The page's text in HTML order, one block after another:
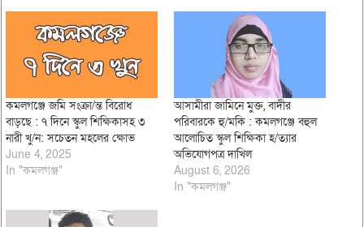
কমলগঞ্জে জমি সংক্রা/ন্ত বিরোধ
বাড়ছে : ৭ দিনে স্কুল শিক্ষিকাসহ ৩
নারী খু/ন: সচেতন মহলের ক্ষোভ
June 4, 2025
In "কমলগঞ্জ"
আসামীরা জামিনে মুক্ত, বাদীর
পরিবারকে হু/মকি : কমলগঞ্জে বহুল
আলোচিত স্কুল শিক্ষিকা হ/ত্যার
অভিযোগপত্র দাখিল
August 6, 2026
In "কমলগঞ্জ"